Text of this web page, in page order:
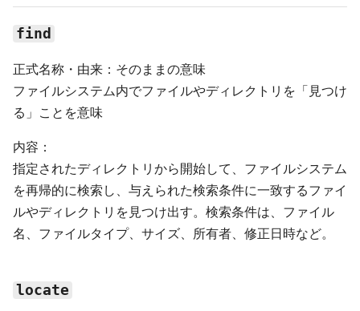
find
正式名称・由来：そのままの意味
ファイルシステム内でファイルやディレクトリを「見つけ
る」ことを意味
内容：
指定されたディレクトリから開始して、ファイルシステム
を再帰的に検索し、与えられた検索条件に一致するファイ
ルやディレクトリを見つけ出す。検索条件は、ファイル
名、ファイルタイプ、サイズ、所有者、修正日時など。
locate